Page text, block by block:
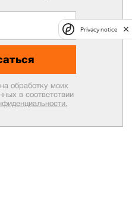
обработку моих
в соответствии
Privacy notice